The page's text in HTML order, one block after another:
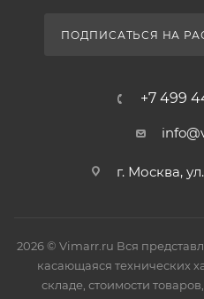
ПОДПИСАТЬСЯ НА
+7 499
г. Москва,
2026 © Vimarr.ru Вся
касающаяся технических
складе, стоимости